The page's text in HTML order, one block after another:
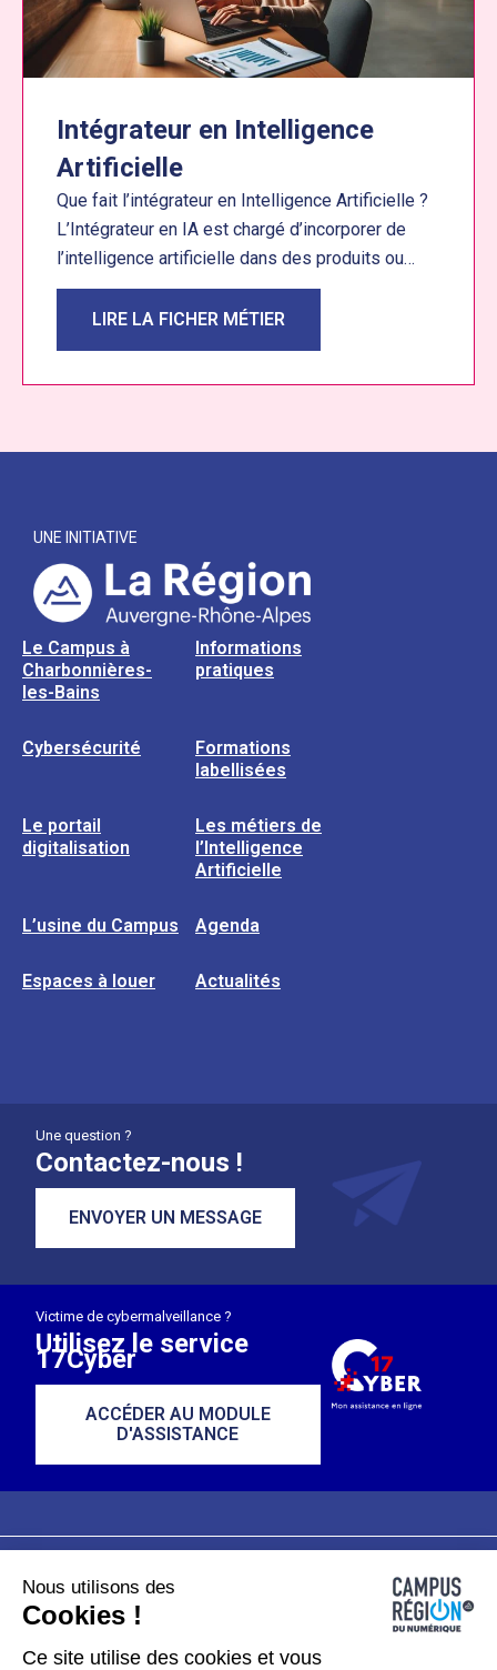
Intégrateur en Intelligence
Artificielle
Que fait l’intégrateur en Intelligence Artificielle ?
L’Intégrateur en IA est chargé d’incorporer de
l’intelligence artificielle dans des produits ou…
LIRE LA FICHER MÉTIER
UNE INITIATIVE
Le Campus à
Charbonnières-
les-Bains
Informations
pratiques
Cybersécurité
Formations
labellisées
Le portail
digitalisation
Les métiers de
l’Intelligence
Artificielle
L’usine du Campus Agenda
Espaces à louer Actualités
Une question ?
Contactez-nous !
ENVOYER UN MESSAGE
Victime de cybermalveillance ?
Utilisez le service
17Cyber
ACCÉDER AU MODULE
D'ASSISTANCE
Plan du site
Données personnelles
Nous utilisons des
Cookies !
Ce site utilise des cookies et vous